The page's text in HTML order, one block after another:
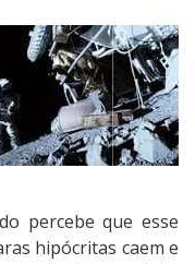
percebe que esse
hipócritas caem e